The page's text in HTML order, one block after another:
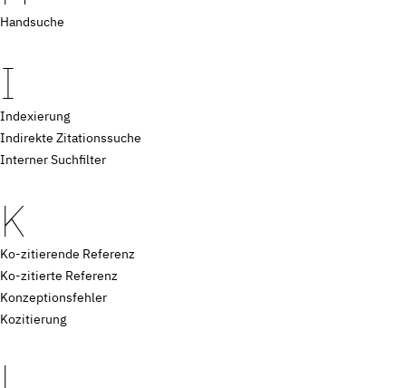
Handsuche
I
Indexierung
Indirekte Zitationssuche
Interner Suchfilter
K
Ko-zitierende Referenz
Ko-zitierte Referenz
Konzeptionsfehler
Kozitierung